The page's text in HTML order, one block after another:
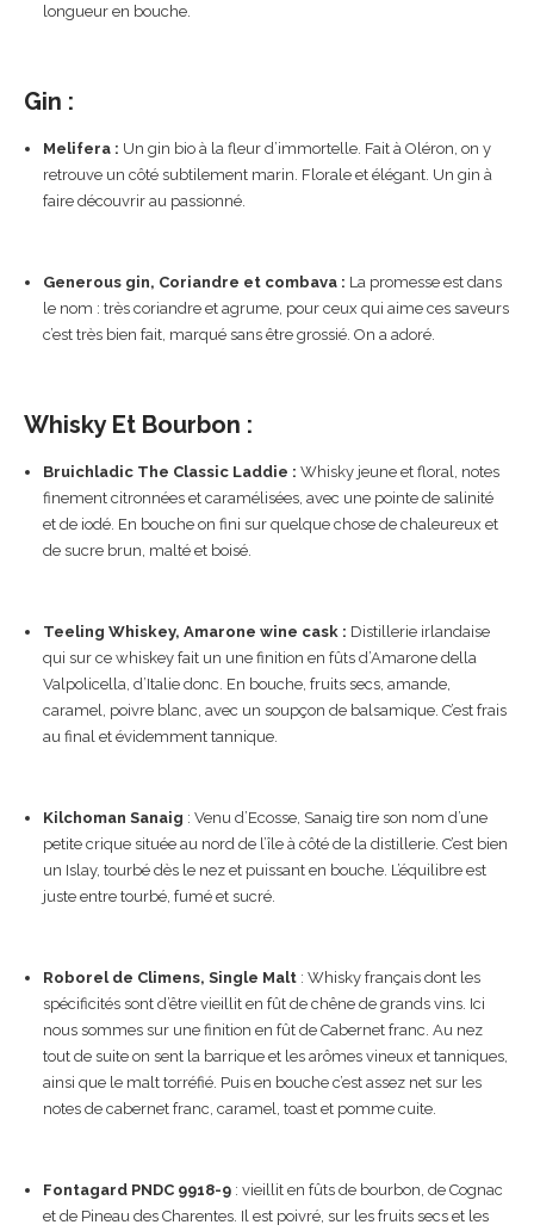
longueur en bouche.
Gin :
Melifera : Un gin bio à la fleur d’immortelle. Fait à Oléron, on y
retrouve un côté subtilement marin. Florale et élégant. Un gin à
faire découvrir au passionné.
Generous gin, Coriandre et combava : La promesse est dans
le nom : très coriandre et agrume, pour ceux qui aime ces saveurs
c’est très bien fait, marqué sans être grossié. On a adoré.
Whisky Et Bourbon :
Bruichladic The Classic Laddie :Whisky jeune et floral, notes
finement citronnées et caramélisées, avec une pointe de salinité
et de iodé. En bouche on fini sur quelque chose de chaleureux et
de sucre brun, malté et boisé.
Teeling Whiskey, Amarone wine cask : Distillerie irlandaise
qui sur ce whiskey fait un une finition en fûts d’Amarone della
Valpolicella, d’Italie donc. En bouche, fruits secs, amande,
caramel, poivre blanc, avec un soupçon de balsamique. C’est frais
au final et évidemment tannique.
Kilchoman Sanaig : Venu d’Ecosse, Sanaig tire son nom d’une
petite crique située au nord de l’île à côté de la distillerie. C’est bien
un Islay, tourbé dès le nez et puissant en bouche. L’équilibre est
juste entre tourbé, fumé et sucré.
Roborel de Climens, Single Malt : Whisky français dont les
spécificités sont d’être vieillit en fût de chêne de grands vins. Ici
nous sommes sur une finition en fût de Cabernet franc. Au nez
tout de suite on sent la barrique et les arômes vineux et tanniques,
ainsi que le malt torréfié. Puis en bouche c’est assez net sur les
notes de cabernet franc, caramel, toast et pomme cuite.
Fontagard PNDC 9918-9 : vieillit en fûts de bourbon, de Cognac
et de Pineau des Charentes. Il est poivré, sur les fruits secs et les